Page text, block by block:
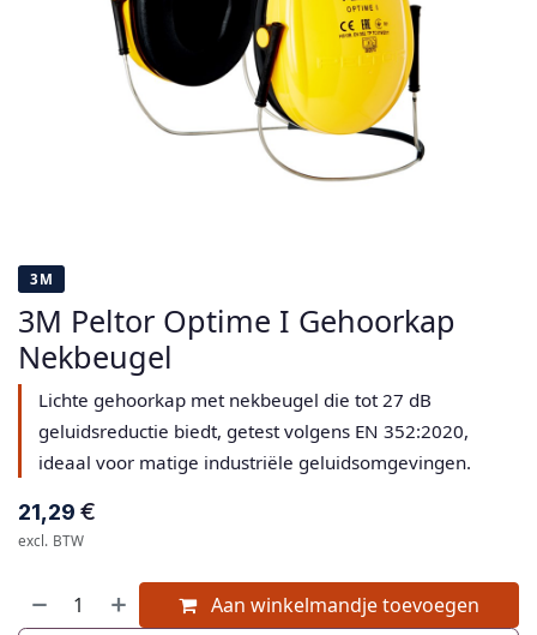
3M
3M Peltor Optime I Gehoorkap
Nekbeugel
Lichte gehoorkap met nekbeugel die tot 27 dB
geluidsreductie biedt, getest volgens EN 352:2020,
ideaal voor matige industriële geluidsomgevingen.
21,29 €
excl. BTW
Aan winkelmandje toevoegen